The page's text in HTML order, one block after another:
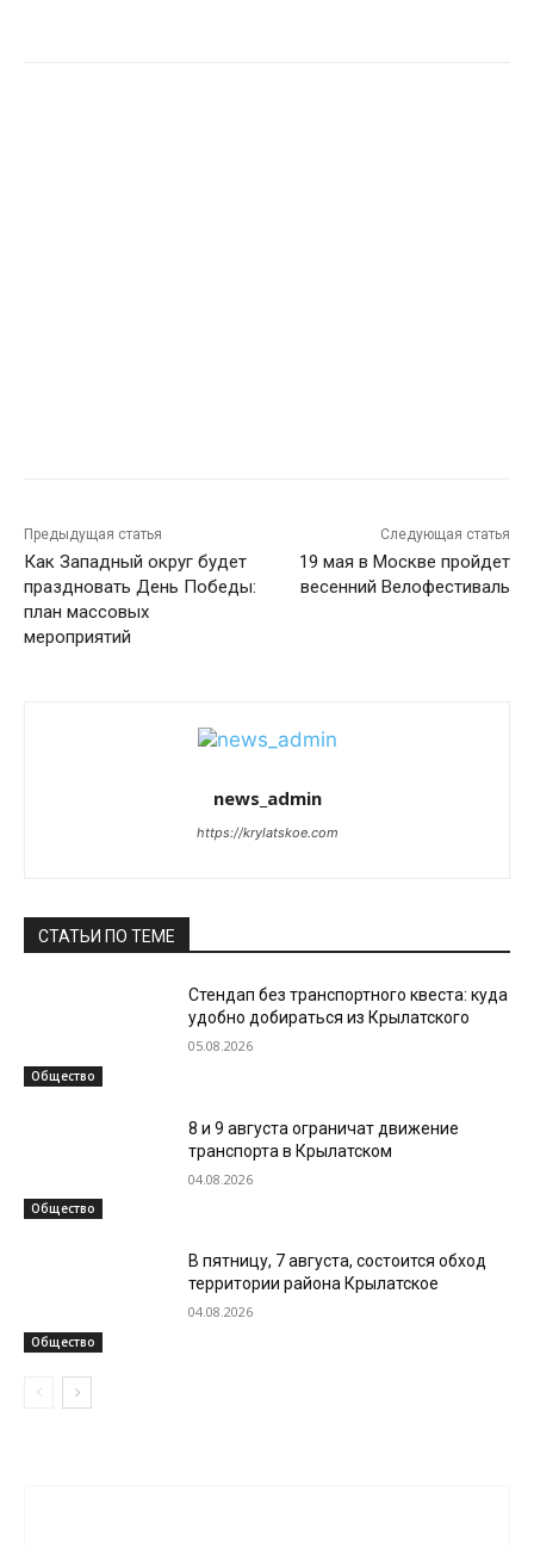
Предыдущая статья
Как Западный округ будет
праздновать День Победы:
план массовых
мероприятий
Следующая статья
19 мая в Москве пройдет
весенний Велофестиваль
news_admin
https://krylatskoe.com
СТАТЬИ ПО ТЕМЕ
Общество
Стендап без транспортного квеста: куда
удобно добираться из Крылатского
05.08.2026
Общество
8 и 9 августа ограничат движение
транспорта в Крылатском
04.08.2026
Общество
В пятницу, 7 августа, состоится обход
территории района Крылатское
04.08.2026